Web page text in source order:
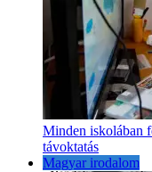
Minden iskolában
távoktatás
Magyar irodalom